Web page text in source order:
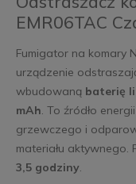
EMR06TAC
Fumigator na komary
urządzenie
wbudowaną baterię
mAh. To źródło
grzewczego i
materiału aktywnego.
3,5 godziny.